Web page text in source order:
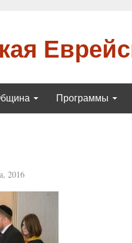
Программы
2016